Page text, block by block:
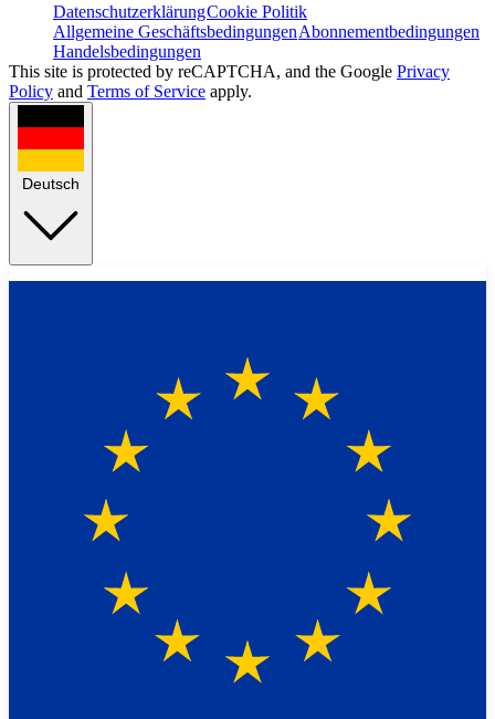
DatenschutzerklärungCookie Politik
Allgemeine GeschäftsbedingungenAbonnementbedingungen
Handelsbedingungen
This site is protected by reCAPTCHA, and the Google Privacy
Policy and Terms of Service apply.
Deutsch